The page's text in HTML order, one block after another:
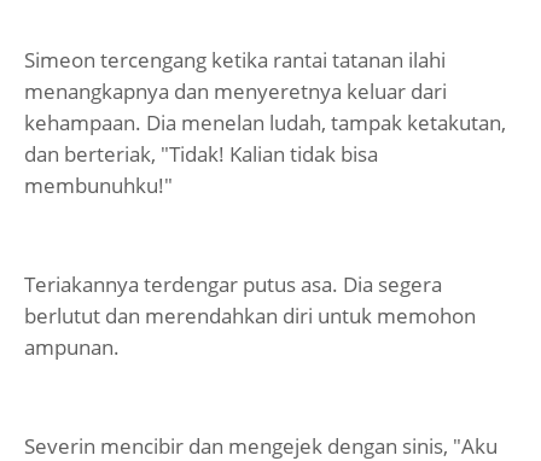
Simeon tercengang ketika rantai tatanan ilahi
menangkapnya dan menyeretnya keluar dari
kehampaan. Dia menelan ludah, tampak ketakutan,
dan berteriak, "Tidak! Kalian tidak bisa
membunuhku!"
Teriakannya terdengar putus asa. Dia segera
berlutut dan merendahkan diri untuk memohon
ampunan.
Severin mencibir dan mengejek dengan sinis, "Aku